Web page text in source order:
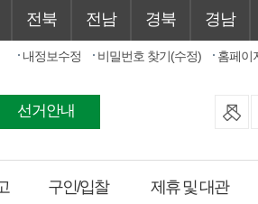
전북 전남 경북 경남
홈페이
비밀번호 찾기(수정)
내정보수정
선거안내
구인/입찰 제휴 및 대관